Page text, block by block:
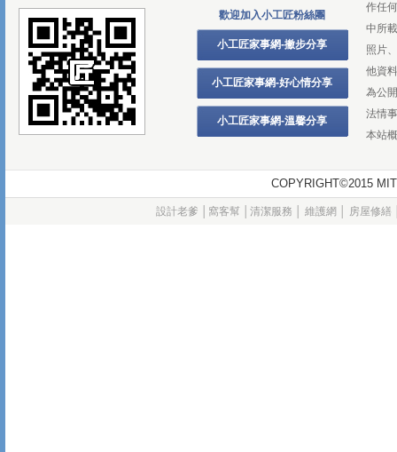
歡迎加入小工匠粉絲團
小工匠家事網-撇步分享
小工匠家事網-好心情分享
小工匠家事網-溫馨分享
作任
中所
照片
他資
為公
法情
本站
COPYRIGHT©2015
設計老爹 窩客幫 清潔服務 維護網 房屋修繕